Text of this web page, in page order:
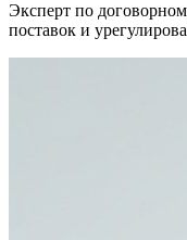
Эксперт по
поставок и